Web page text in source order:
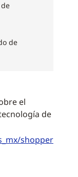
de
el
de
shopper